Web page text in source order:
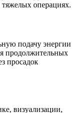
операциях.
подачу энергии
продолжительных
просадок
визуализации,